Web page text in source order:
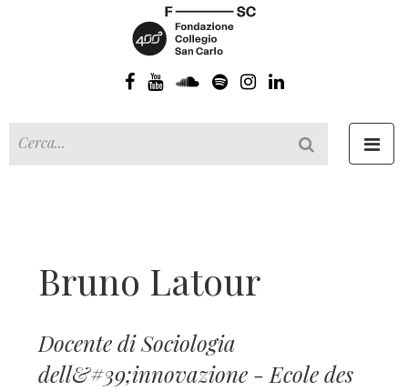
Bruno Latour
Docente di Sociologia
dell&#39;innovazione - Ecole des